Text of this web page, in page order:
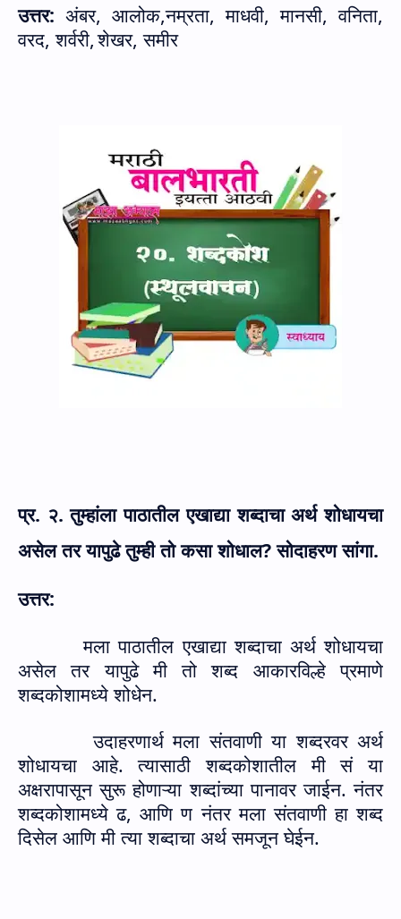
उत्तर: अंबर, आलोक,नम्रता,माधवी,मानसी, वनिता,
वरद,शर्वरी,शेखर, समीर
प्र. २. तुम्हांला पाठातील एखाद्या शब्दाचा अर्थ शोधायचा
असेल तर यापुढे तुम्ही तो कसा शोधाल?सोदाहरण सांगा.
उत्तर:
मला पाठातील एखाद्या शब्दाचा अर्थ शोधायचा
असेल तर यापुढे मी तो शब्द आकारविल्हे प्रमाणे
शब्दकोशामध्ये शोधेन.
उदाहरणार्थ मला संतवाणी या शब्दरवर अर्थ
शोधायचा आहे. त्यासाठी शब्दकोशातील मी सं या
अक्षरापासून सुरू होणाऱ्या शब्दांच्या पानावर जाईन. नंतर
शब्दकोशामध्ये ढ, आणि ण नंतर मला संतवाणी हा शब्द
दिसेल आणि मी त्या शब्दाचा अर्थ समजून घेईन.